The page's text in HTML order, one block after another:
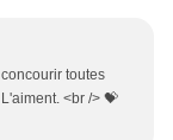
toutes
<br /> 💝